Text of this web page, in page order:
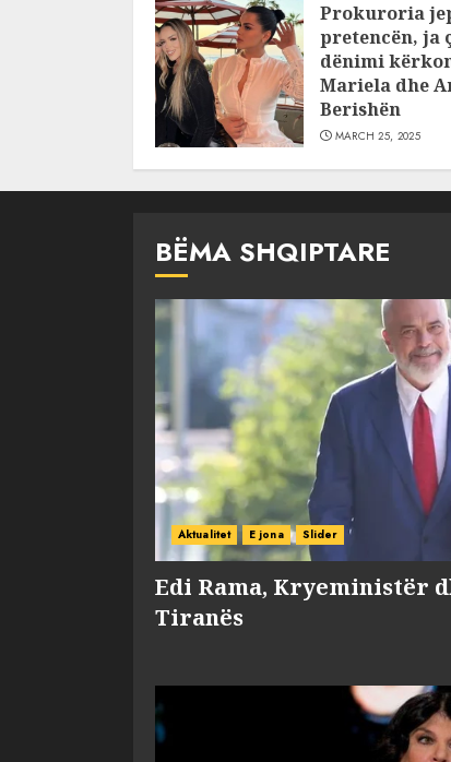
JULY 24, 2025
Prokuroria
pretencën, ja
dënimi
Mariela dhe
Berishën
MARCH 25, 2025
BËMA SHQIPTARE
Aktualitet E jona Slider
Edi Rama, Kryeministër
Tiranës